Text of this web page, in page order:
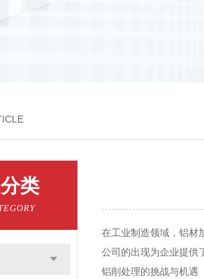
类
在工业制造领域，铝材
公司的出现为企业提供
铝削处理的挑战与机遇